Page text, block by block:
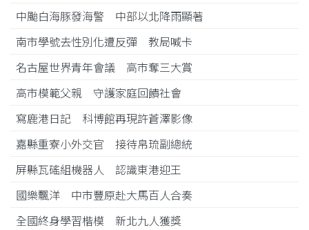
中颱白海豚發海警 中部以北降雨顯著
南市學號去性別化遭反彈 教局喊卡
名古屋世界青年會議 高市奪三大賞
高市模範父親 守護家庭回饋社會
寫鹿港日記 科博館再現許蒼澤影像
嘉縣重寮小外交官 接待帛琉副總統
屏縣瓦磘組機器人 認識東港迎王
國樂飄洋 中市豐原赴大馬百人合奏
全國終身學習楷模 新北九人獲獎